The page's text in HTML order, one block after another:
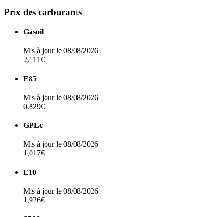
Prix des carburants
Gasoil
Mis à jour le 08/08/2026
2,111€
E85
Mis à jour le 08/08/2026
0,829€
GPLc
Mis à jour le 08/08/2026
1,017€
E10
Mis à jour le 08/08/2026
1,926€